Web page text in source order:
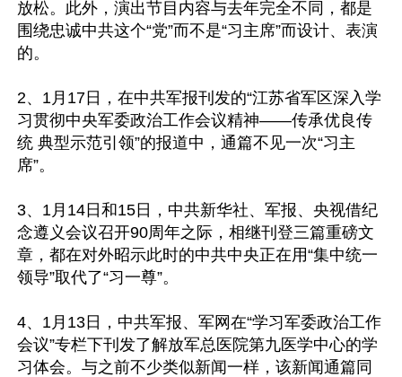
放松。此外，演出节目内容与去年完全不同，都是
围绕忠诚中共这个“党”而不是“习主席”而设计、表演
的。
2、1月17日，在中共军报刊发的“江苏省军区深入学
习贯彻中央军委政治工作会议精神——传承优良传
统 典型示范引领”的报道中，通篇不见一次“习主
席”。
3、1月14日和15日，中共新华社、军报、央视借纪
念遵义会议召开90周年之际，相继刊登三篇重磅文
章，都在对外昭示此时的中共中央正在用“集中统一
领导”取代了“习一尊”。
4、1月13日，中共军报、军网在“学习军委政治工作
会议”专栏下刊发了解放军总医院第九医学中心的学
习体会。与之前不少类似新闻一样，该新闻通篇同